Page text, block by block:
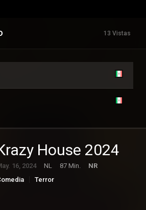
13 Vistas
House 2024
16, 2024 NL 87 Min.
NR
Terror